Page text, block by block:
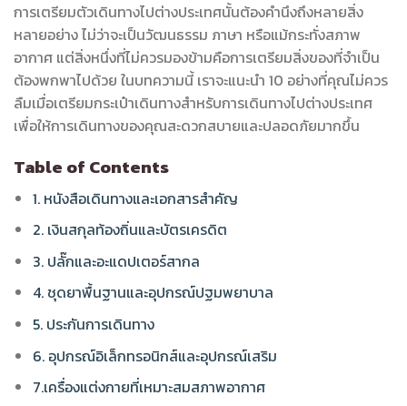
การเตรียมตัวเดินทางไปต่างประเทศนั้นต้องคำนึงถึงหลายสิ่ง
หลายอย่าง ไม่ว่าจะเป็นวัฒนธรรม ภาษา หรือแม้กระทั่งสภาพ
อากาศ แต่สิ่งหนึ่งที่ไม่ควรมองข้ามคือการเตรียมสิ่งของที่จำเป็น
ต้องพกพาไปด้วย ในบทความนี้ เราจะแนะนำ 10 อย่างที่คุณไม่ควร
ลืมเมื่อเตรียมกระเป๋าเดินทางสำหรับการเดินทางไปต่างประเทศ
เพื่อให้การเดินทางของคุณสะดวกสบายและปลอดภัยมากขึ้น
Table of Contents
1. หนังสือเดินทางและเอกสารสำคัญ
2. เงินสกุลท้องถิ่นและบัตรเครดิต
3. ปลั๊กและอะแดปเตอร์สากล
4. ชุดยาพื้นฐานและอุปกรณ์ปฐมพยาบาล
5. ประกันการเดินทาง
6. อุปกรณ์อิเล็กทรอนิกส์และอุปกรณ์เสริม
7.เครื่องแต่งกายที่เหมาะสมสภาพอากาศ